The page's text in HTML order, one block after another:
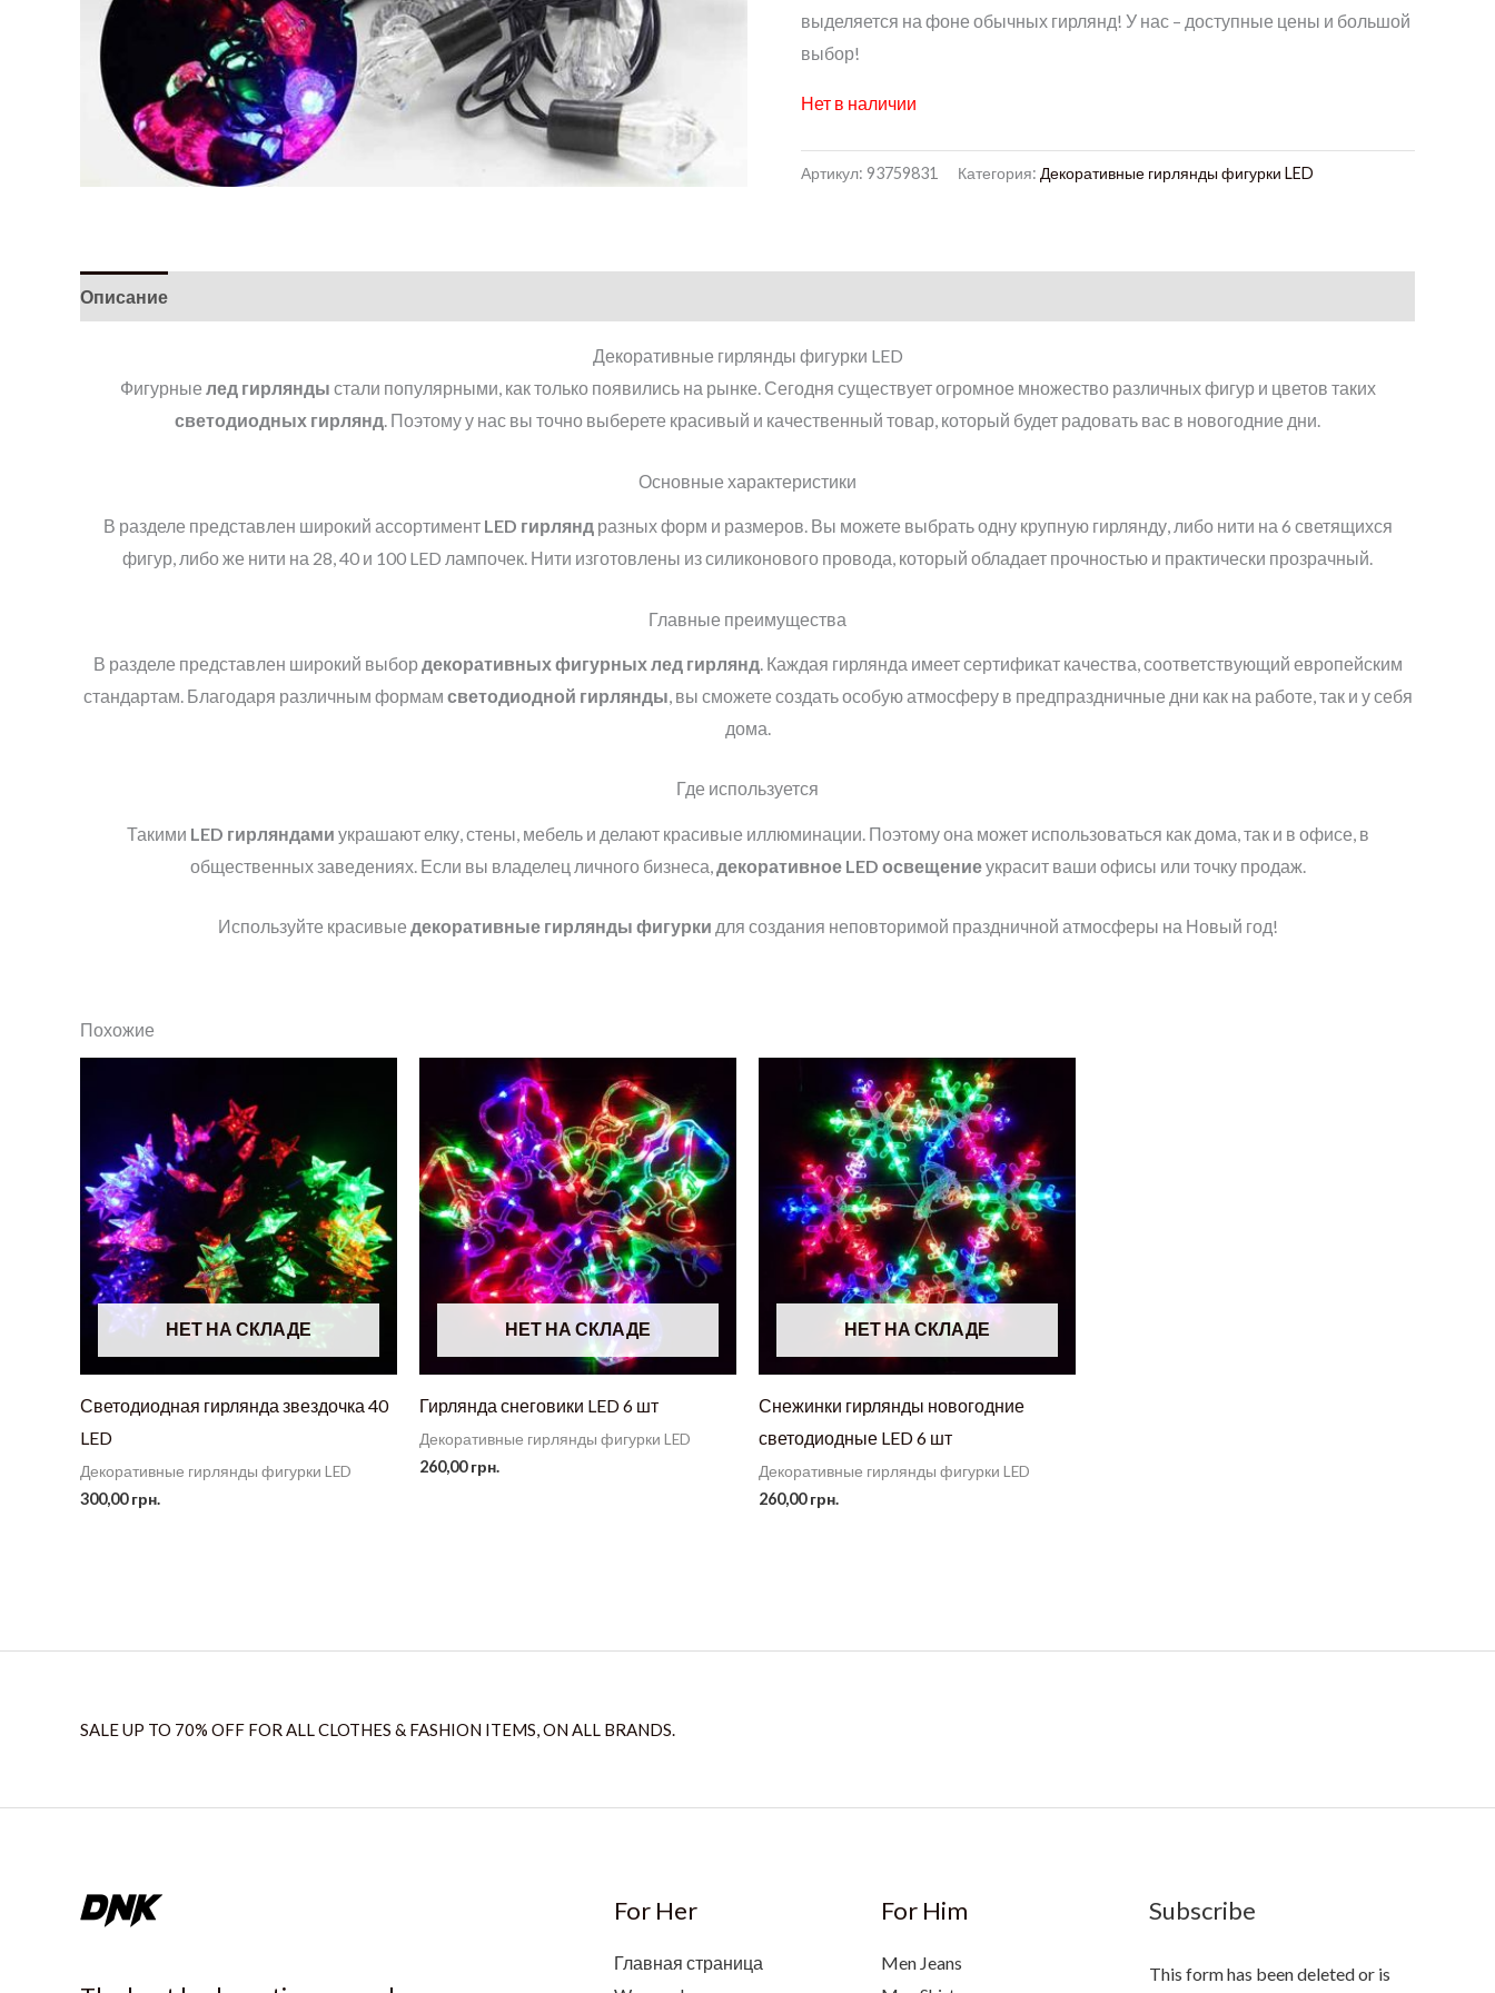
выделяется на фоне обычных гирлянд! У нас – доступные цены и большой
выбор!
Нет в наличии
Артикул: 93759831 Категория: Декоративные гирлянды фигурки LED
Описание
Декоративные гирлянды фигурки LED
Фигурные лед гирлянды стали популярными, как только появились на рынке. Сегодня существует огромное множество различных фигур и цветов таких
светодиодных гирлянд. Поэтому у нас вы точно выберете красивый и качественный товар, который будет радовать вас в новогодние дни.
Основные характеристики
В разделе представлен широкий ассортимент LED гирляндразных форм и размеров. Вы можете выбрать одну крупную гирлянду, либо нити на 6 светящихся
фигур, либо же нити на 28, 40 и 100 LED лампочек. Нити изготовлены из силиконового провода, который обладает прочностью и практически прозрачный.
Главные преимущества
В разделе представлен широкий выбор декоративных фигурных лед гирлянд . Каждая гирлянда имеет сертификат качества, соответствующий европейским
стандартам. Благодаря различным формам светодиодной гирлянды , вы сможете создать особую атмосферу в предпраздничные дни как на работе, так и у себя
дома.
Где используется
Такими LED гирляндами украшают елку, стены, мебель и делают красивые иллюминации. Поэтому она может использоваться как дома, так и в офисе, в
общественных заведениях. Если вы владелец личного бизнеса, декоративное LED освещениеукрасит ваши офисы или точку продаж.
Используйте красивые декоративные гирлянды фигурки для создания неповторимой праздничной атмосферы на Новый год!
Похожие
НЕТ НА СКЛАДЕ
Светодиодная гирлянда звездочка 40
LED
Декоративные гирлянды фигурки LED
300,00грн.
НЕТ НА СКЛАДЕ
Гирлянда снеговики LED 6 шт
Декоративные гирлянды фигурки LED
260,00грн.
НЕТ НА СКЛАДЕ
Снежинки гирлянды новогодние
светодиодные LED 6 шт
Декоративные гирлянды фигурки LED
260,00грн.
SALE UP TO 70% OFF FOR ALL CLOTHES & FASHION ITEMS, ON ALL BRANDS.
For Her
Главная страница
For Him
Men Jeans
Subscribe
This form has been deleted or is